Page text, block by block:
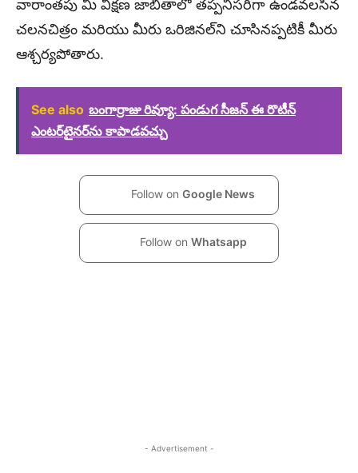
వారాంతపు మీ వీక్షణ జాబితాలో తప్పనిసరిగా ఉండవలసిన
చలనచిత్రం మరియు మీరు ఒరిజినల్‌ని చూసినప్పటికీ మీరు
ఆశ్చర్యపోతారు.
See also బంగార్రాజు రివ్యూ: పండుగ సీజన్ ఈ రొటీన్
ఎంటర్‌టైనర్‌ను కాపాడవచ్చు
Follow on Google News
Follow on Whatsapp
- Advertisement -